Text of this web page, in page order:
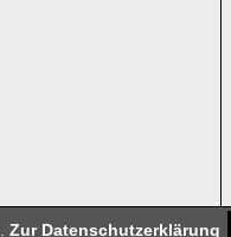
Zur Datenschutzerklärung